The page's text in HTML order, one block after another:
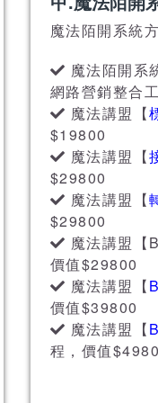
魔法陌開系統
魔法陌開系
網路營銷整合
魔法講盟【
$19800
魔法講盟【
$29800
魔法講盟【
$29800
魔法講盟【
價值$29800
魔法講盟【
價值$39800
魔法講盟【
程，價值